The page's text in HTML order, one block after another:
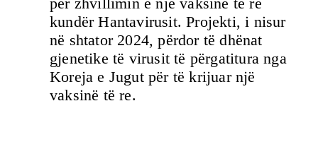
kundër Hantavirusit. Projekti, i nisur
në shtator 2024, përdor të dhënat
gjenetike të virusit të përgatitura nga
Koreja e Jugut për të krijuar një
vaksinë të re.